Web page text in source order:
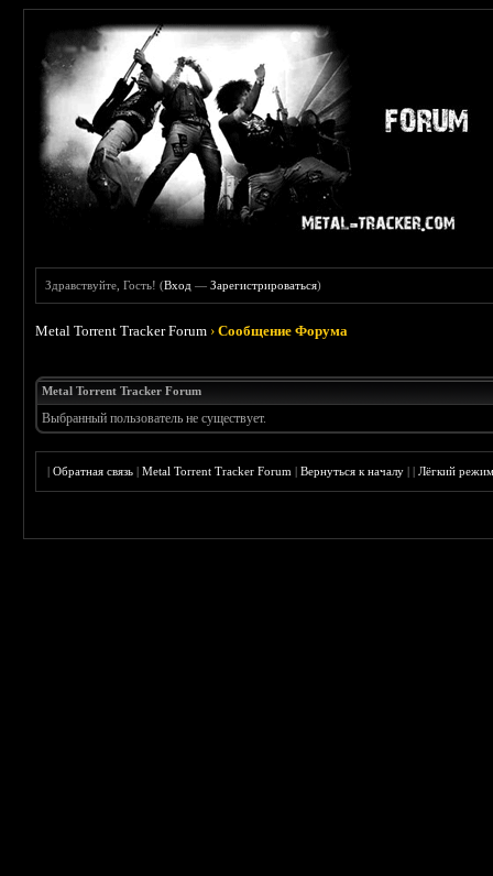
Здравствуйте, Гость! (Вход —Зарегистрироваться)
Metal Torrent Tracker Forum ›Сообщение Форума
Metal Torrent Tracker Forum
Выбранный пользователь не существует.
|Обратная связь |Metal Torrent Tracker Forum |Вернуться к началу ||Лёгкий